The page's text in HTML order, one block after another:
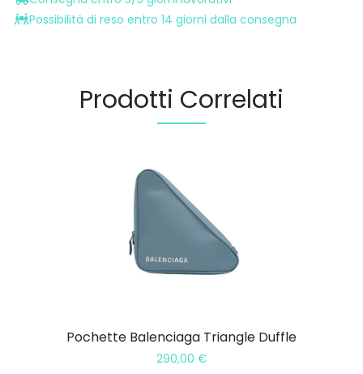
Possibilità di reso entro 14 giorni dalla consegna
Prodotti Correlati
Pochette Balenciaga Triangle Duffle
290,00 €